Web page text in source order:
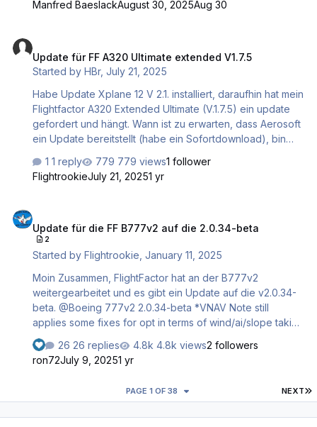
Manfred BaeslackAugust 30, 2025Aug 30
Update für FF A320 Ultimate extended V1.7.5
Started byHBr,July 21, 2025
Habe Update Xplane 12 V 2.1. installiert, daraufhin hat mein
Flightfactor A320 Extended Ultimate (V.1.7.5) ein update
gefordert und hängt. Wann ist zu erwarten, dass Aerosoft
ein Update bereitstellt (habe ein Sofortdownload), bin
gibt es andere Möglichkeiten ? Hermann
1 reply 779 views1 follower
FlightrookieJuly 21, 20251 yr
Update für die FF B777v2 auf die 2.0.34-beta
2
Started byFlightrookie ,January 11, 2025
Moin Zusammen, FlightFactor hat an der B777v2
weitergearbeitet und es gibt ein Update auf die v2.0.34-
beta. @Boeing 777v2 2.0.34-beta *VNAV Note still
applies some fixes for opt in terms of wind/ai/slope taking
into account made it possible to use EFB with no voice
option fixed numerous brake issues fixed BrakeAccum
pressure fixed display of Dot on RadioPanel fixed duct
fuel center low message fixed the APU not being able to
26 replies 4.8k views2 followers
ron72July 9, 20251 yr
NEXT
PAGE 1 OF 38